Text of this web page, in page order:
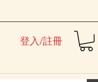
登入/註冊